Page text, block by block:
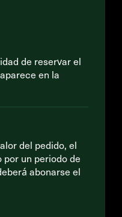
de reservar el
en la
del pedido, el
un periodo de
abonarse el